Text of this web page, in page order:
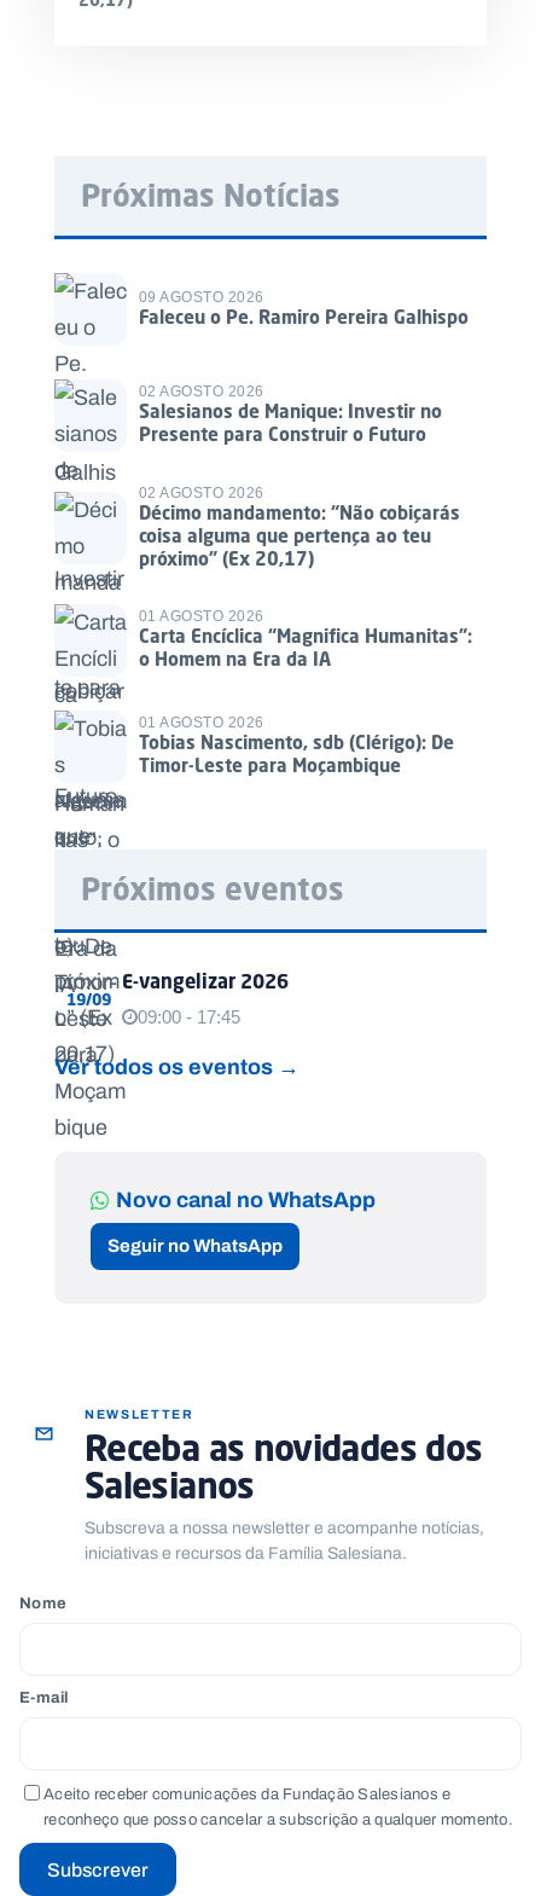
Próximas Notícias
09 AGOSTO 2026
Faleceu o Pe. Ramiro Pereira Galhispo
02 AGOSTO 2026
Salesianos de Manique: Investir no
Presente para Construir o Futuro
02 AGOSTO 2026
Décimo mandamento: “Não cobiçarás
coisa alguma que pertença ao teu
próximo” (Ex 20,17)
01 AGOSTO 2026
Carta Encíclica “Magnifica Humanitas”:
o Homem na Era da IA
01 AGOSTO 2026
Tobias Nascimento, sdb (Clérigo): De
Timor-Leste para Moçambique
Próximos eventos
19/09
E-vangelizar 2026
09:00 - 17:45
Ver todos os eventos →
Novo canal no WhatsApp
Seguir no WhatsApp
NEWSLETTER
Receba as novidades dos
Salesianos
Subscreva a nossa newsletter e acompanhe notícias,
iniciativas e recursos da Família Salesiana.
Nome
E-mail
Aceito receber comunicações da Fundação Salesianos e
reconheço que posso cancelar a subscrição a qualquer momento.
Subscrever